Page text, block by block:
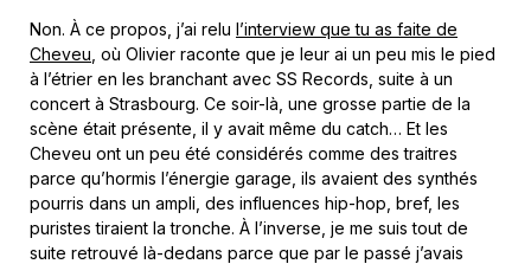
Non. À ce propos, j’ai relu l’interview que tu as faite de
Cheveu , où Olivier raconte que je leur ai un peu mis le pied
à l’étrier en les branchant avec SS Records, suite à un
concert à Strasbourg. Ce soir-là, une grosse partie de la
scène était présente, il y avait même du catch… Et les
Cheveu ont un peu été considérés comme des traitres
parce qu’hormis l’énergie garage, ils avaient des synthés
pourris dans un ampli, des influences hip-hop, bref, les
puristes tiraient la tronche. À l’inverse, je me suis tout de
suite retrouvé là-dedans parce que par le passé j’avais